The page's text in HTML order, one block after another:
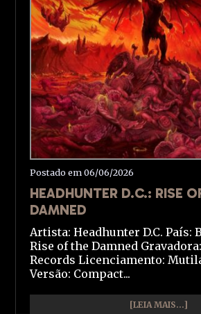
Postado em 06/06/2026
HEADHUNTER D.C.: RISE
DAMNED
Artista: Headhunter D.C. País:
Rise of the Damned
Records Licenciamento:
Versão: Compact...
[LEIA MAIS...]